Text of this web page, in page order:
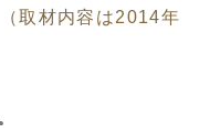
取材内容は2014年